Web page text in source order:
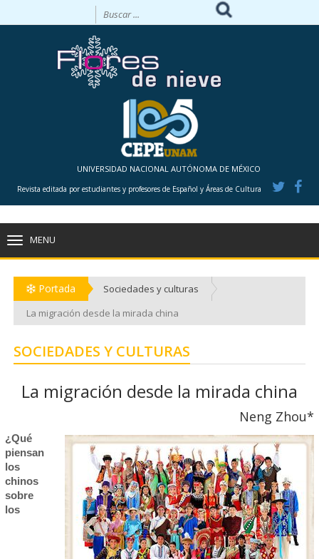
UNIVERSIDAD NACIONAL AUTÓNOMA DE MÉXICO
Revista editada por estudiantes y profesores de Español y Áreas de Cultura
MENU
Portada
Sociedades y culturas
La migración desde la mirada china
SOCIEDADES Y CULTURAS
La migración desde la mirada china
Neng Zhou*
¿Qué
piensan
los
chinos
sobre
los